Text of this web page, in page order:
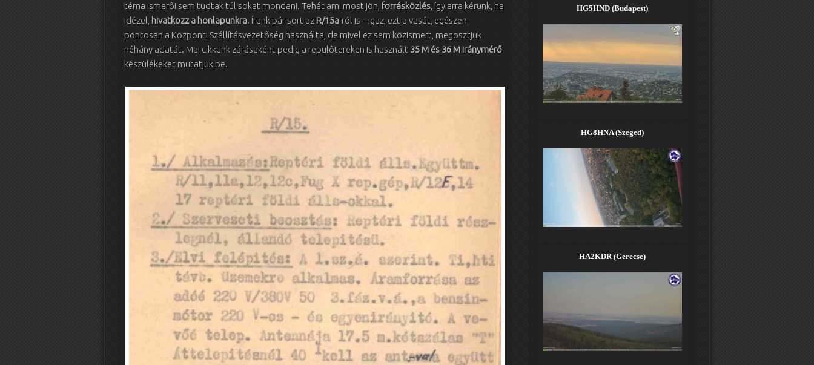
téma ismerői sem tudtak túl sokat mondani. Tehát ami most jön, forrásközlés , így arra kérünk, ha
idézel, hivatkozz a honlapunkra. Írunk pár sort az R/15a-ról is – igaz, ezt a vasút, egészen
pontosan a Központi Szállításvezetőség használta, de mivel ez sem közismert, megosztjuk
néhány adatát. Mai cikkünk zárásaként pedig a repülőtereken is használt 35 M és 36 M iránymérő
készülékeket mutatjuk be.